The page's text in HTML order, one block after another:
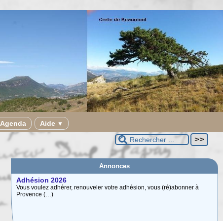
Agenda Aide ▼
Annonces
Adhésion 2026
Vous voulez adhérer, renouveler votre adhésion, vous (ré)abonner à
Provence (…)